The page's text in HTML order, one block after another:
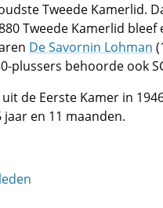
Tweede Kamerlid.
Tweede Kamerlid
De Savornin Lohman
plussers behoorde ook
de Eerste Kamer in
jaar en 11 maanden.